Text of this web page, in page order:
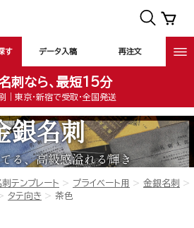
す データ入稿 再注文
刺なら、最短15分
｜東京・新宿で受取・全国発送
銀名刺
る、高級感溢れる輝き
テンプレート プライベート用
金銀名刺
タテ向き 茶色